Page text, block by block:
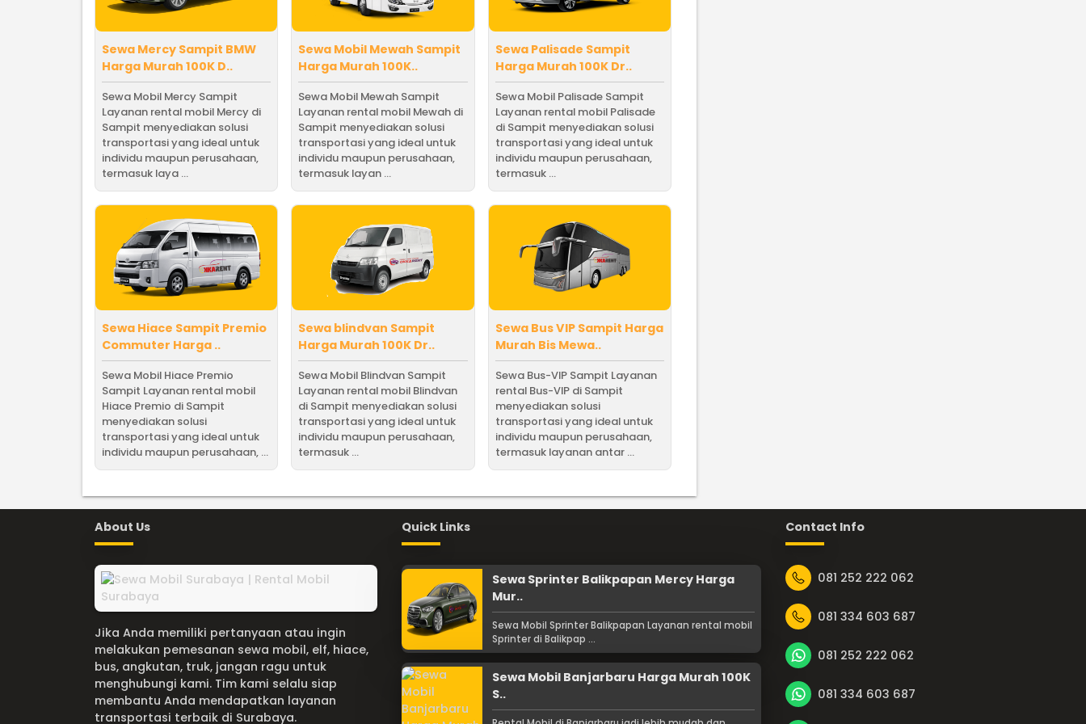
Sewa Mercy Sampit BMW
Harga Murah 100K D..
Sewa Mobil Mercy Sampit
Layanan rental mobil Mercy di
Sampit menyediakan solusi
transportasi yang ideal untuk
individu maupun perusahaan,
termasuk laya ...
Sewa Mobil Mewah Sampit
Harga Murah 100K..
Sewa Mobil Mewah Sampit
Layanan rental mobil Mewah di
Sampit menyediakan solusi
transportasi yang ideal untuk
individu maupun perusahaan,
termasuk layan ...
Sewa Palisade Sampit
Harga Murah 100K Dr..
Sewa Mobil Palisade Sampit
Layanan rental mobil Palisade
di Sampit menyediakan solusi
transportasi yang ideal untuk
individu maupun perusahaan,
termasuk ...
Sewa Hiace Sampit Premio
Commuter Harga ..
Sewa Mobil Hiace Premio
Sampit Layanan rental mobil
Hiace Premio di Sampit
menyediakan solusi
transportasi yang ideal untuk
individu maupun perusahaan, ...
Sewa blindvan Sampit
Harga Murah 100K Dr..
Sewa Mobil Blindvan Sampit
Layanan rental mobil Blindvan
di Sampit menyediakan solusi
transportasi yang ideal untuk
individu maupun perusahaan,
termasuk ...
Sewa Bus VIP Sampit Harga
Murah Bis Mewa..
Sewa Bus-VIP Sampit Layanan
rental Bus-VIP di Sampit
menyediakan solusi
transportasi yang ideal untuk
individu maupun perusahaan,
termasuk layanan antar ...
About Us
Jika Anda memiliki pertanyaan atau ingin
melakukan pemesanan sewa mobil, elf, hiace,
bus, angkutan, truk, jangan ragu untuk
menghubungi kami. Tim kami selalu siap
membantu Anda mendapatkan layanan
transportasi terbaik di Surabaya.
Quick Links
Sewa Sprinter Balikpapan Mercy Harga
Mur..
Sewa Mobil Sprinter Balikpapan Layanan rental mobil
Sprinter di Balikpap ...
Sewa Mobil Banjarbaru Harga Murah 100K
S..
Contact Info
081 252 222 062
081 334 603 687
081 252 222 062
081 334 603 687